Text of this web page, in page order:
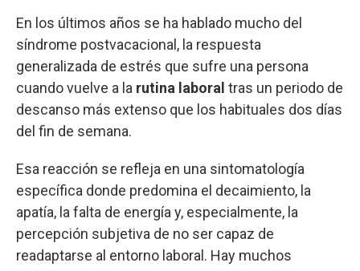
En los últimos años se ha hablado mucho del
síndrome postvacacional, la respuesta
generalizada de estrés que sufre una persona
cuando vuelve a la rutina laboral tras un periodo de
descanso más extenso que los habituales dos días
del fin de semana.
Esa reacción se refleja en una sintomatología
específica donde predomina el decaimiento, la
apatía, la falta de energía y, especialmente, la
percepción subjetiva de no ser capaz de
readaptarse al entorno laboral. Hay muchos